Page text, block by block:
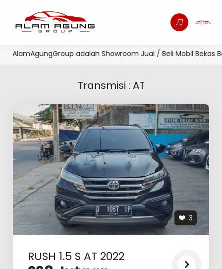
adalah Showroom Jual / Beli Mobil Bekas Berkualitas
Transmisi : AT
RUSH 1.5 S AT 2022
3